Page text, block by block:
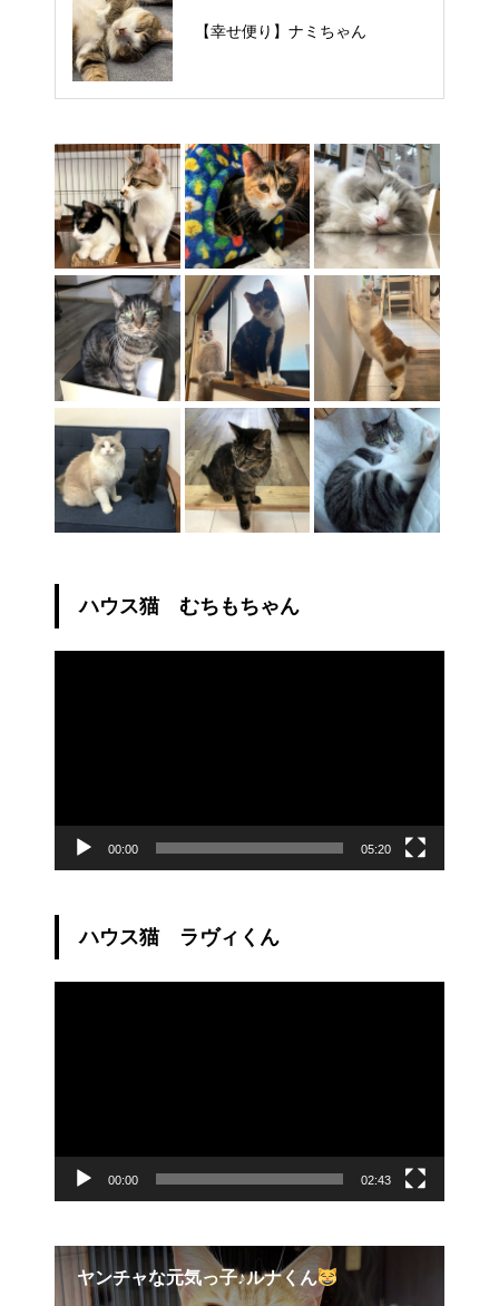
【幸せ便り】ナミちゃん
【里親様募集中】タルトくん
ハウス猫 むちもちゃん
00:00 05:20
ハウス猫 ラヴィくん
00:00 02:43
ヤンチャな元気っ子♪ルナくん